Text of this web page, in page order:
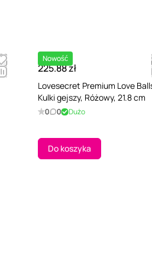
Nowość
225.88 zł
Lovesecret Premium Love
Kulki gejszy, Różowy, 21.8 cm
0 0 Dużo
Do koszyka